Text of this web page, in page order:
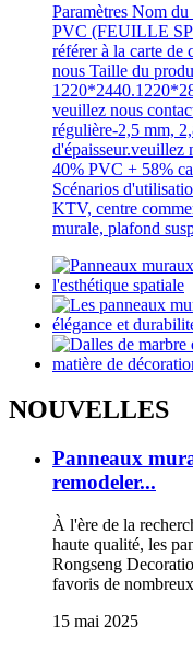
Paramètres Nom
PVC (FEUILLE
référer à la carte de
nous Taille du
veuillez nous
régulière-2,5 mm,
d'épaisseur.veuillez
40% PVC + 58%
Scénarios
KTV, centre
murale, plafond
NOUVELLES
Panneaux
remodeler...
À l'ère de la
haute qualité, les
Rongseng
favoris de
15 mai 2025